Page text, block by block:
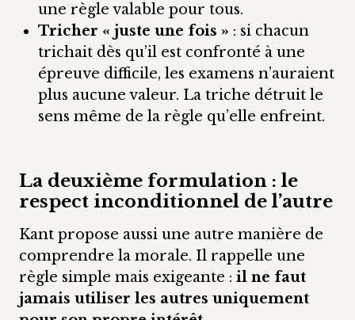
une règle valable pour tous.
Tricher « juste une fois » : si chacun
trichait dès qu’il est confronté à une
épreuve difficile, les examens n’auraient
plus aucune valeur. La triche détruit le
sens même de la règle qu’elle enfreint.
La deuxième formulation : le
respect inconditionnel de l’autre
Kant propose aussi une autre manière de
comprendre la morale. Il rappelle une
règle simple mais exigeante : il ne faut
jamais utiliser les autres uniquement